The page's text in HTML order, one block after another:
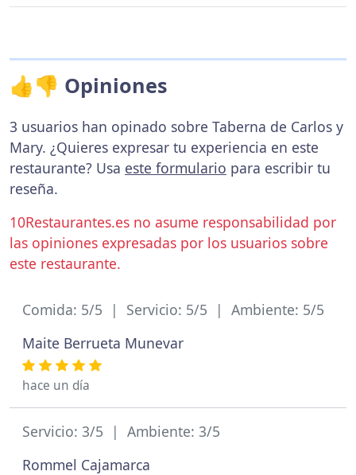
👍👎 Opiniones
3 usuarios han opinado sobre Taberna de Carlos y
Mary. ¿Quieres expresar tu experiencia en este
restaurante? Usa este formulario para escribir tu
reseña.
10Restaurantes.es no asume responsabilidad por
las opiniones expresadas por los usuarios sobre
este restaurante.
Comida: 5/5 | Servicio: 5/5 | Ambiente: 5/5
Maite Berrueta Munevar
hace un día
Servicio: 3/5 | Ambiente: 3/5
Rommel Cajamarca